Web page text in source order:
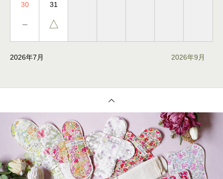
30
－
31
△
2026年7月 2026年9月